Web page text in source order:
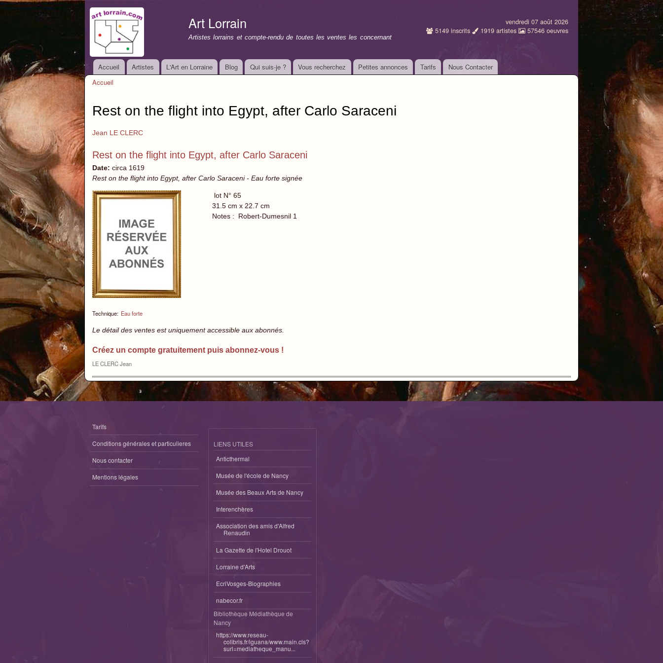
Art Lorrain
Artistes lorrains et compte-rendu de toutes les ventes les concernant
vendredi 07 août 2026
5149 inscrits 1919 artistes 57546 oeuvres
Menu principal
Accueil Artistes L'Art en Lorraine Blog Qui suis-je ? Vous recherchez Petites annonces Tarifs Nous Contacter
Accueil
Rest on the flight into Egypt, after Carlo Saraceni
Jean LE CLERC
Rest on the flight into Egypt, after Carlo Saraceni
Date: circa 1619
Rest on the flight into Egypt, after Carlo Saraceni - Eau forte signée
Technique: Eau forte
lot N° 65
31.5 cm x 22.7 cm
Notes : Robert-Dumesnil 1
Le détail des ventes est uniquement accessible aux abonnés.
Créez un compte gratuitement puis abonnez-vous !
LE CLERC Jean
Tarifs
Conditions générales et particulieres
Nous contacter
Mentions légales
LIENS UTILES
Anticthermal
Musée de l'école de Nancy
Musée des Beaux Arts de Nancy
Interenchères
Association des amis d'Alfred
Renaudin
La Gazette de l'Hotel Drouot
Lorraine d'Arts
EcriVosges-Biographies
nabecor.fr
Bibliothèque Médiathèque de
Nancy
https://www.reseau-
colibris.fr/iguana/www.main.cls?
surl=mediatheque_manu...